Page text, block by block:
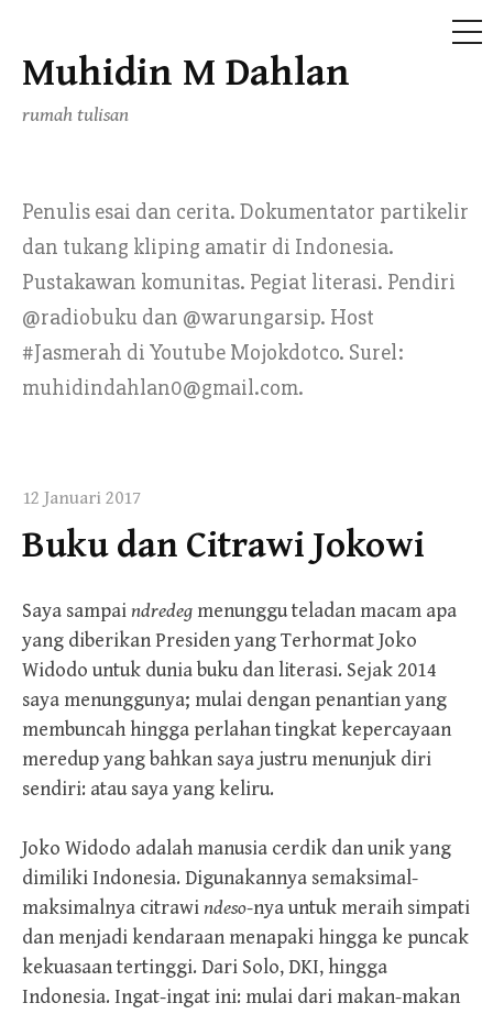
Skip
content
Muhidin M Dahlan
rumah tulisan
Penulis esai dan cerita. Dokumentator partikelir
dan tukang kliping amatir di Indonesia.
Pustakawan komunitas. Pegiat literasi. Pendiri
@radiobuku dan @warungarsip. Host
#Jasmerah di Youtube Mojokdotco. Surel:
muhidindahlan0@gmail.com.
12 Januari 2017
Buku dan Citrawi Jokowi
Saya sampaindredeg menunggu teladan macam apa
yang diberikan Presiden yang Terhormat Joko
Widodo untuk dunia buku dan literasi. Sejak 2014
saya menunggunya; mulai dengan penantian yang
membuncah hingga perlahan tingkat kepercayaan
meredup yang bahkan saya justru menunjuk diri
sendiri: atau saya yang keliru.
Joko Widodo adalah manusia cerdik dan unik yang
dimiliki Indonesia. Digunakannya semaksimal-
maksimalnya citrawindeso-nya untuk meraih simpati
dan menjadi kendaraan menapaki hingga ke puncak
kekuasaan tertinggi. Dari Solo, DKI, hingga
Indonesia. Ingat-ingat ini: mulai dari makan-makan